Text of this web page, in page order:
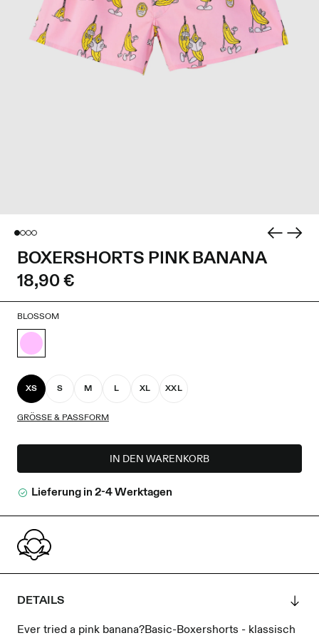
BOXERSHORTS PINK BANANA
18,90 €
BLOSSOM
XS S M L XL XXL
GRÖSSE & PASSFORM
IN DEN WARENKORB
Lieferung in 2-4 Werktagen
DETAILS
Ever tried a pink banana?Basic-Boxershorts - klassisch